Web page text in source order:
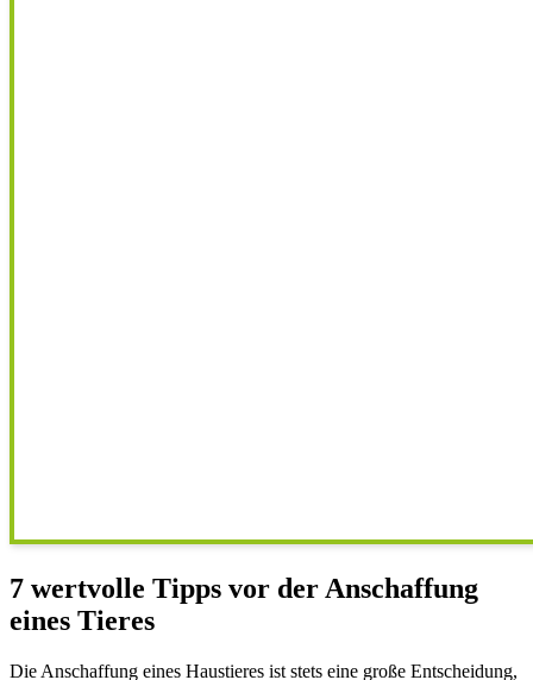
7 wertvolle Tipps vor der Anschaffung
eines Tieres
Die Anschaffung eines Haustieres ist stets eine große Entscheidung,